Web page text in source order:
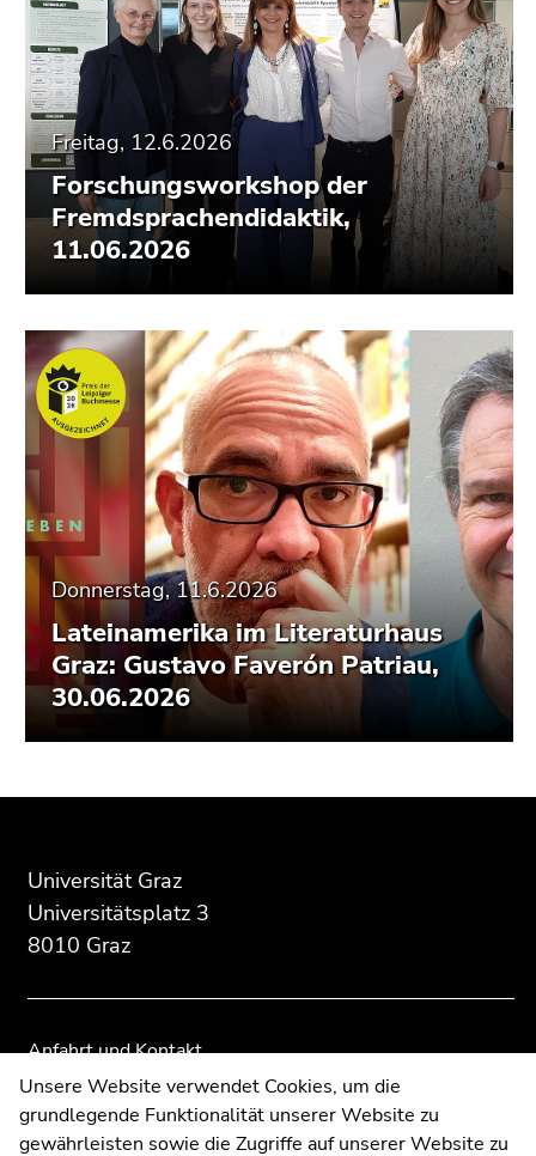
Freitag, 12.6.2026
Forschungsworkshop der
Fremdsprachendidaktik,
11.06.2026
Donnerstag, 11.6.2026
Lateinamerika im Literaturhaus
Graz: Gustavo Faverón Patriau,
30.06.2026
Seitenbereichs:
Zusatzinformationen:
Universität Graz
Universitätsplatz 3
8010 Graz
Anfahrt und Kontakt
Kommunikation und Öffentlichkeitsarbeit
Moodle
UNIGRAZonline
Seitenbereichs.
Übersicht
Seitenbereichs.
Übersicht
Unsere Website verwendet Cookies, um die
grundlegende Funktionalität unserer Website zu
gewährleisten sowie die Zugriffe auf unserer Website zu